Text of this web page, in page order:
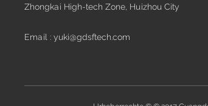
Zhongkai High-tech Zone, Huizhou City
Email : yuki@gdsftech.com